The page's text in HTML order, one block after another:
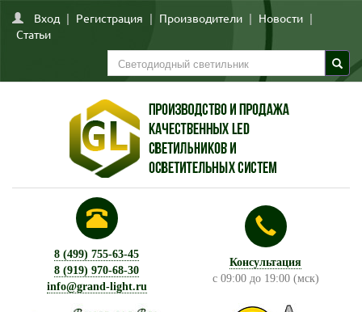
Вход | Регистрация | Производители | Новости |
Статьи
8 (499) 755-63-45
8 (919) 970-68-30
info@grand-light.ru
Консультация
с 09:00 до 19:00 (мск)